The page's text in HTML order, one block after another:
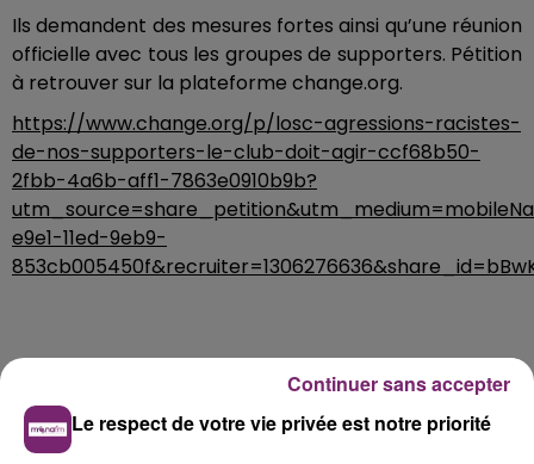
Ils demandent des mesures fortes ainsi qu’une réunion
officielle avec tous les groupes de supporters. Pétition
à retrouver sur la plateforme change.org.
https://www.change.org/p/losc-agressions-racistes-
de-nos-supporters-le-club-doit-agir-ccf68b50-
2fbb-4a6b-aff1-7863e0910b9b?
e9e1-11ed-9eb9-
Le respect de votre vie privée est notre priorité
Continuer sans accepter